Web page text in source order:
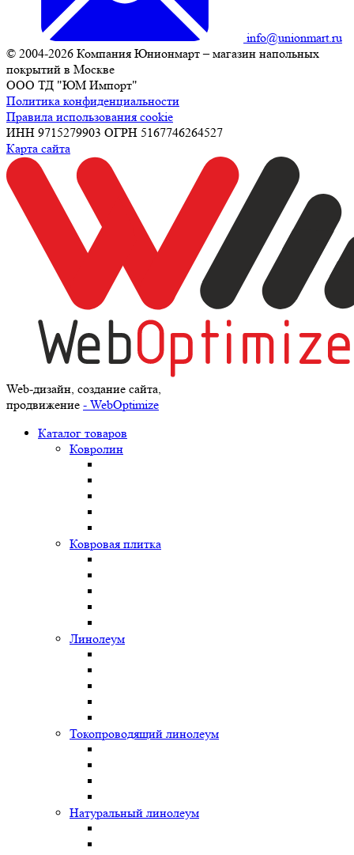
info@unionmart.ru
© 2004-2026 Компания Юнионмарт – магазин напольных
покрытий в Москве
ООО ТД "ЮМ Импорт"
Политика конфиденциальности
Правила использования cookie
ИНН 9715279903 ОГРН 5167746264527
Карта сайта
Web-дизайн, создание сайта,
продвижение - WebOptimize
Каталог товаров
Ковролин
Ковровая плитка
Линолеум
Токопроводящий линолеум
Натуральный линолеум